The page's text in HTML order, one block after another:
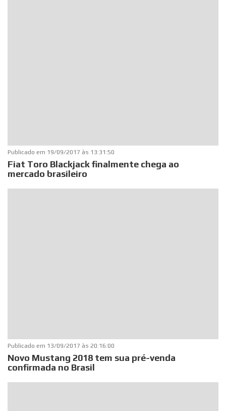
Publicado em 19/09/2017 às 13:31:50
Fiat Toro Blackjack finalmente chega ao
mercado brasileiro
Publicado em 13/09/2017 às 20:16:00
Novo Mustang 2018 tem sua pré-venda
confirmada no Brasil